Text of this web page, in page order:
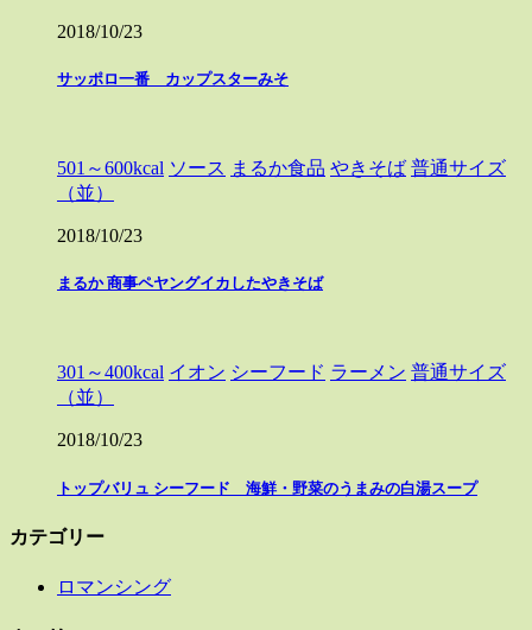
2018/10/23
サッポロ一番 カップスターみそ
501～600kcal ソース まるか食品 やきそば 普通サイズ
（並）
2018/10/23
まるか 商事ペヤングイカしたやきそば
301～400kcal イオン シーフード ラーメン 普通サイズ
（並）
2018/10/23
トップバリュ シーフード 海鮮・野菜のうまみの白湯スープ
カテゴリー
ロマンシング